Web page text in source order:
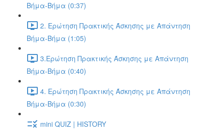
Βήμα-Βήμα (0:37)
2. Ερώτηση Πρακτικής Άσκησης με Απάντηση
Βήμα-Βήμα (1:05)
3.Ερώτηση Πρακτικής Άσκησης με Απάντηση
Βήμα-Βήμα (0:40)
4. Ερώτηση Πρακτικής Άσκησης με Απάντηση
Βήμα-Βήμα (0:30)
mini QUIZ | HISTORY